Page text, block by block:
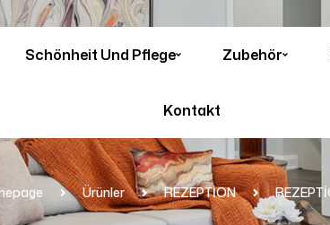
Schönheit Und Pflege Zubehör
Kontakt
Ürünler REZEPTİON